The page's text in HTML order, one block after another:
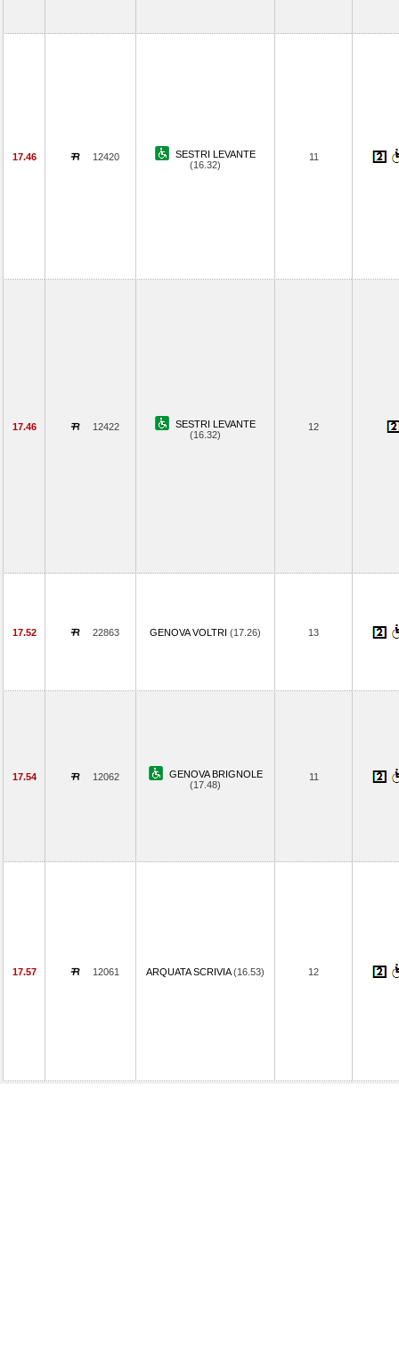
17.46 12420
SESTRI LEVANTE
(16.32)
11
17.46 12422
SESTRI LEVANTE
(16.32)
12
17.52 22863 GENOVA VOLTRI (17.26) 13
17.54 12062
GENOVA BRIGNOLE
(17.48)
11
17.57 12061 ARQUATA SCRIVIA(16.53) 12